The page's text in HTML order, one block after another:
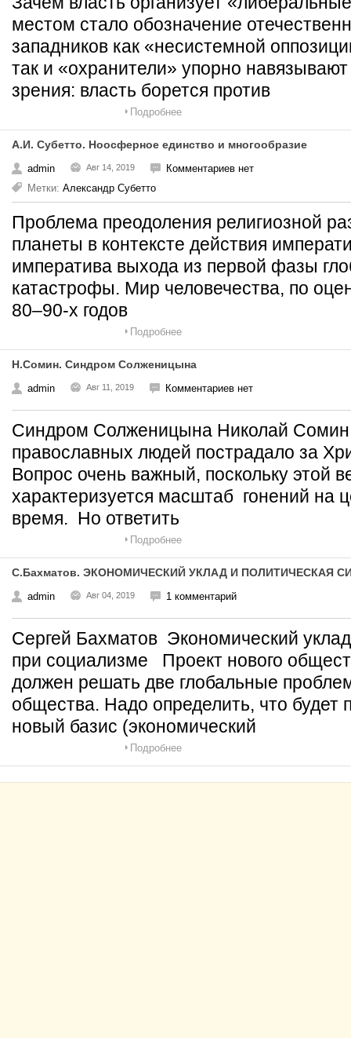
местом стало обозначение
западников как «несистемной
так и «охранители» упорно
зрения: власть борется против
Подробнее
А.И. Субетто. Ноосферное единство и многообразие
admin Авг 14, 2019
Комментариев нет
Метки: Александр Субетто
Проблема преодоления религиозной
планеты в контексте действия
императива выхода из первой фазы
катастрофы. Мир человечества, по
80–90-х годов
Подробнее
Н.Сомин. Синдром Солженицына
admin Авг 11, 2019 Комментариев нет
Синдром Солженицына Николай
православных людей пострадало за
Вопрос очень важный, поскольку этой
характеризуется масштаб гонений на
время. Но ответить
Подробнее
С.Бахматов. ЭКОНОМИЧЕСКИЙ УКЛАД И ПОЛИТИЧЕСКАЯ
admin Авг 04, 2019 1 комментарий
Сергей Бахматов Экономический
при социализме Проект нового
должен решать две глобальные
общества. Надо определить, что будет
новый базис (экономический
Подробнее